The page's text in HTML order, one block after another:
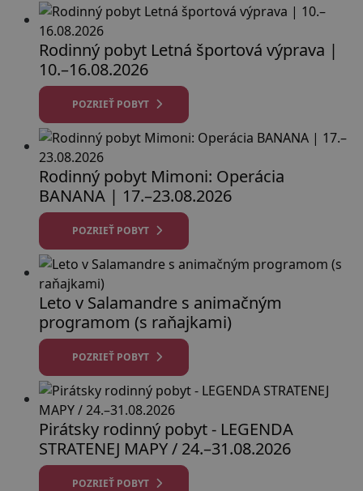
Rodinný pobyt Letná športová výprava |
10.–16.08.2026
POZRIEŤ POBYT
Rodinný pobyt Mimoni: Operácia
BANANA | 17.–23.08.2026
POZRIEŤ POBYT
Leto v Salamandre s animačným
programom (s raňajkami)
POZRIEŤ POBYT
Pirátsky rodinný pobyt - LEGENDA
STRATENEJ MAPY / 24.–31.08.2026
POZRIEŤ POBYT